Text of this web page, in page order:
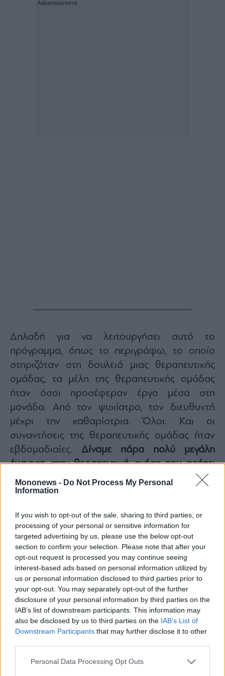
Mononews - Do Not Process My Personal
Information
If you wish to opt-out of the sale, sharing to third parties, or
processing of your personal or sensitive information for
targeted advertising by us, please use the below opt-out
section to confirm your selection. Please note that after your
opt-out request is processed you may continue seeing
interest-based ads based on personal information utilized by
us or personal information disclosed to third parties prior to
your opt-out. You may separately opt-out of the further
disclosure of your personal information by third parties on the
IAB’s list of downstream participants. This information may
also be disclosed by us to third parties on the IAB’s List of
Downstream Participants that may further disclose it to other
Personal Data Processing Opt Outs
Δηλαδή για να λειτουργήσει αυτό το
πρόγραμμα, όπως το περιγράφω, το οποίο
στηριζόταν στη δουλειά μιας θεραπευτικής
ομάδας, τα μέλη της θεραπευτικής ομάδας
ήταν όσοι προσέφεραν έργο μέσα στη
μονάδα. Από τον ψυχίατρο, τον διευθυντή
μέχρι την καθαρίστρια. Όλοι. Και οι
συναντήσεις της θεραπευτικής ομάδας ήταν
εβδομαδιαίες. Δίναμε πάρα πολύ μεγάλη
έμφαση στην θεραπευτική σχέση που πρέπει
να δημιουργηθεί ανάμεσα στο εξαρτημένο
άτομο και τον θεραπευτή και στη συνέχεια της
καταφέραμε από ένα τμήμα μέσα στο
ψυχιατρείο να δημιουργήσουμε 33 τμήματα
σε όλη την Αττική.
Χρειάστηκαν αγώνες. Μας υποστήριξε πάρα
πολύ η κοινωνία και διάφοροι συνδικαλιστικοί
φορείς και οι οικογένειες των εξαρτημένων
ατόμων και τα απεξαρτημένα άτομα που είχαν
περάσει από το πρόγραμμα. Όλοι οι
θεραπευτές δώσαμε μια πολύ μεγάλη μάχη και
καταφέραμε να επεκταθεί το έργο του. Μέχρι
το 2024 που ψηφίστηκε ο νόμος το 5129.